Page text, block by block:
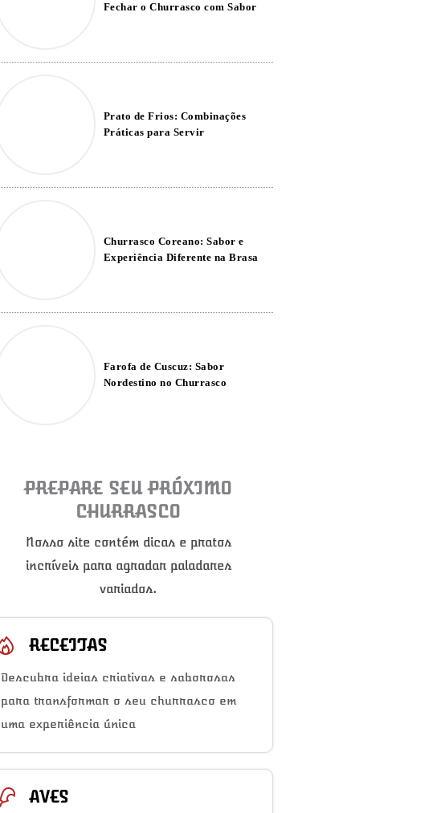
Fechar o Churrasco com Sabor
Prato de Frios: Combinações
Práticas para Servir
Churrasco Coreano: Sabor e
Experiência Diferente na Brasa
Farofa de Cuscuz: Sabor
Nordestino no Churrasco
PREPARE SEU PRÓXIMO
CHURRASCO
Nosso site contém dicas e pratos
incríveis para agradar paladares
variados.
RECEITAS
Descubra ideias criativas e saborosas
para transformar o seu churrasco em
uma experiência única
AVES